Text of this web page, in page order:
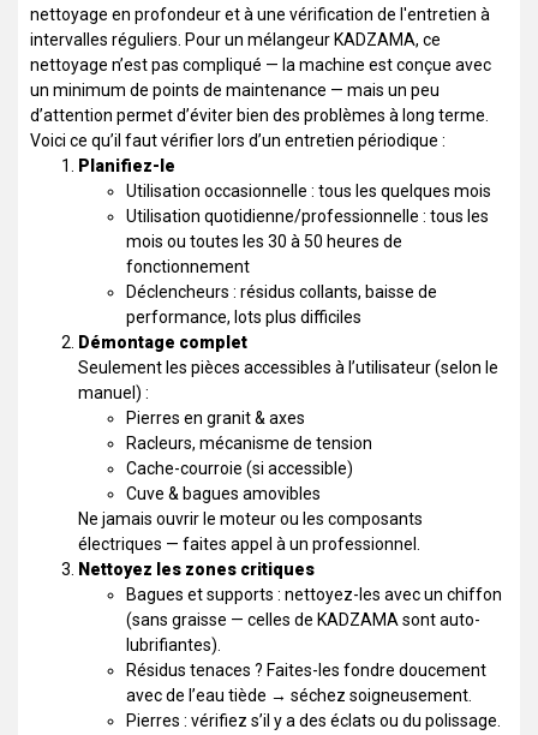
nettoyage en profondeur et à une vérification de l'entretien à
intervalles réguliers. Pour un mélangeur KADZAMA, ce
nettoyage n’est pas compliqué — la machine est conçue avec
un minimum de points de maintenance — mais un peu
d’attention permet d’éviter bien des problèmes à long terme.
Voici ce qu’il faut vérifier lors d’un entretien périodique :
Planifiez-le
Utilisation occasionnelle : tous les quelques mois
Utilisation quotidienne/professionnelle : tous les
mois ou toutes les 30 à 50 heures de
fonctionnement
Déclencheurs : résidus collants, baisse de
performance, lots plus difficiles
Démontage complet
Seulement les pièces accessibles à l’utilisateur (selon le
manuel) :
Pierres en granit & axes
Racleurs, mécanisme de tension
Cache-courroie (si accessible)
Cuve & bagues amovibles
Ne jamais ouvrir le moteur ou les composants
électriques — faites appel à un professionnel.
Nettoyez les zones critiques
Bagues et supports : nettoyez-les avec un chiffon
(sans graisse — celles de KADZAMA sont auto-
lubrifiantes).
Résidus tenaces ? Faites-les fondre doucement
avec de l’eau tiède → séchez soigneusement.
Pierres : vérifiez s’il y a des éclats ou du polissage.